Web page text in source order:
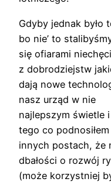
Gdyby jednak było
bo nie’ to
się ofiarami
z dobrodziejstw
dają nowe
nasz urząd w nie
najlepszym świetle
tego co
innych postach, że
dbałości o rozwój
(może korzystniej